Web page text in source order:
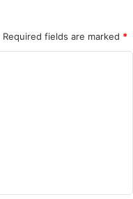
Required fields are marked *